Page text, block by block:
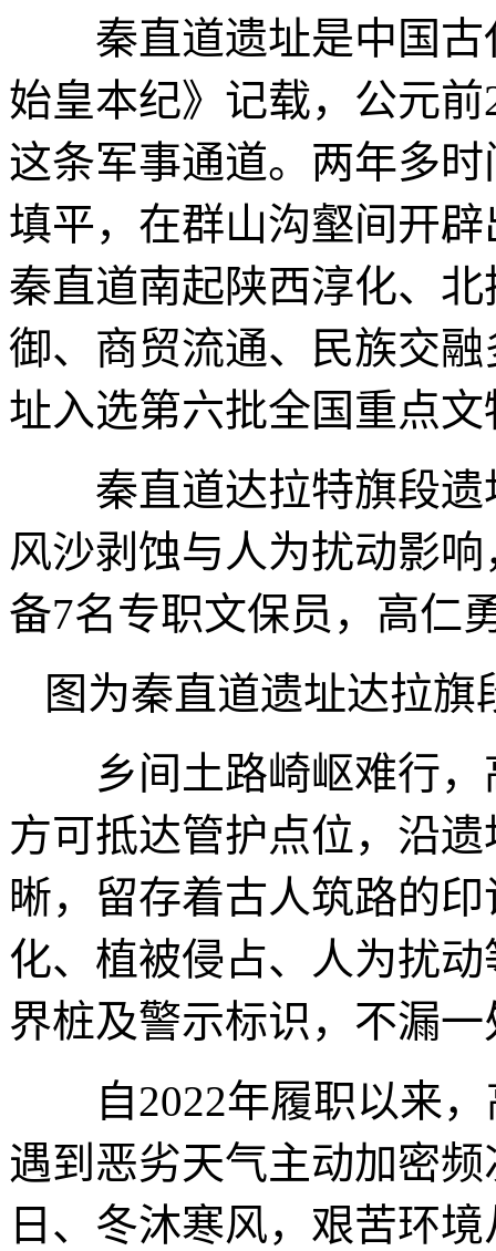
秦直道遗址是中国古
始皇本纪》记载，公元
这条军事通道。两年多
填平，在群山沟壑间开
秦直道南起陕西淳化、
御、商贸流通、民族交
址入选第六批全国重点
秦直道达拉特旗段遗
风沙剥蚀与人为扰动影
备7名专职文保员，高仁
图为秦直道遗址达拉
乡间土路崎岖难行，
方可抵达管护点位，沿
晰，留存着古人筑路的
化、植被侵占、人为扰
界桩及警示标识，不漏
自2022年履职以来，
遇到恶劣天气主动加密
日、冬沐寒风，艰苦环